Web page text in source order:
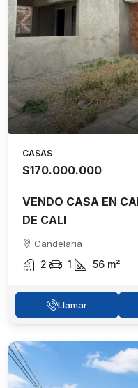
CASAS
$170.000.000
VENDO CASA EN
DE CALI
Candelaria
2 1 56 m²
Llamar